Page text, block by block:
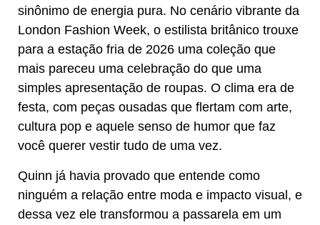
sinônimo de energia pura. No cenário vibrante da
London Fashion Week, o estilista britânico trouxe
para a estação fria de 2026 uma coleção que
mais pareceu uma celebração do que uma
simples apresentação de roupas. O clima era de
festa, com peças ousadas que flertam com arte,
cultura pop e aquele senso de humor que faz
você querer vestir tudo de uma vez.
Quinn já havia provado que entende como
ninguém a relação entre moda e impacto visual, e
dessa vez ele transformou a passarela em um